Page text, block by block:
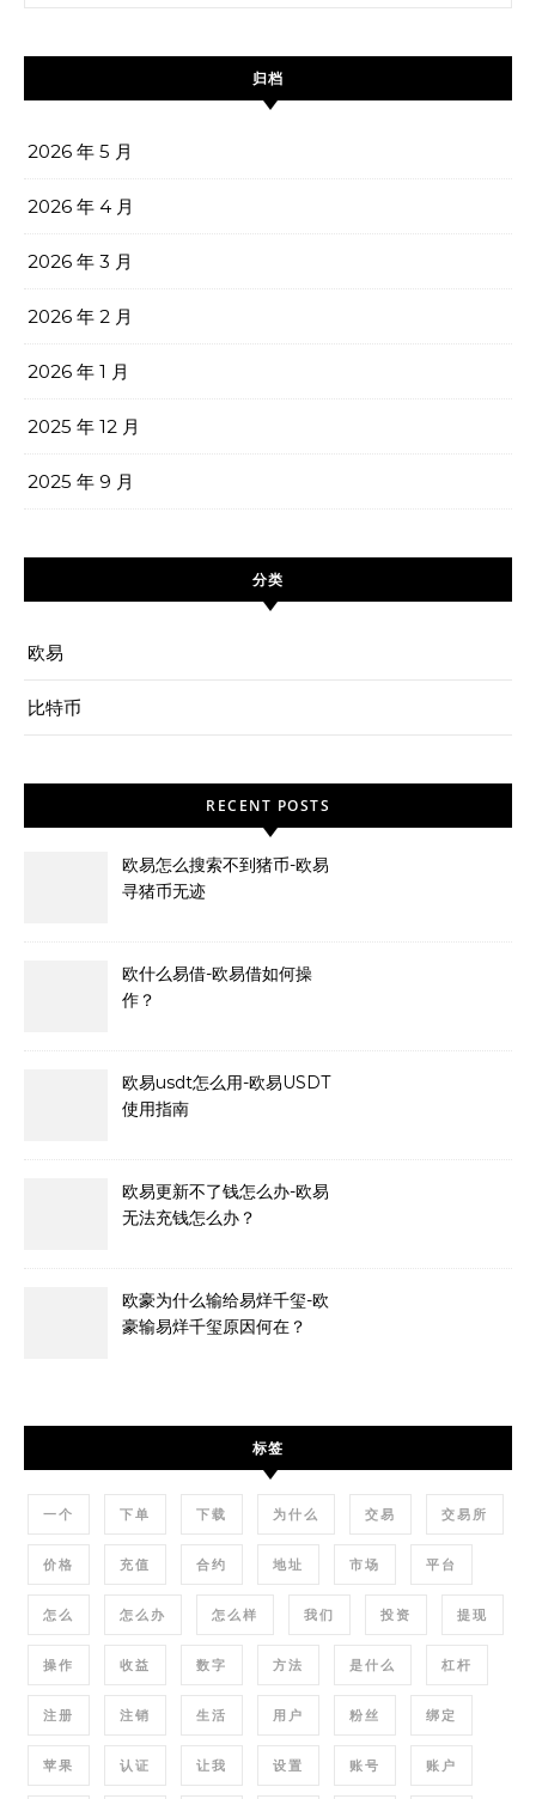
归档
2026 年 5 月
2026 年 4 月
2026 年 3 月
2026 年 2 月
2026 年 1 月
2025 年 12 月
2025 年 9 月
分类
欧易
比特币
RECENT POSTS
欧易怎么搜索不到猪币-欧易
寻猪币无迹
欧什么易借-欧易借如何操
作？
欧易usdt怎么用-欧易USDT
使用指南
欧易更新不了钱怎么办-欧易
无法充钱怎么办？
欧豪为什么输给易烊千玺-欧
豪输易烊千玺原因何在？
标签
一个 下单 下载 为什么 交易 交易所
价格 充值 合约 地址 市场 平台
怎么 怎么办 怎么样 我们 投资 提现
操作 收益 数字 方法 是什么 杠杆
注册 注销 生活 用户 粉丝 绑定
苹果 认证 让我 设置 账号 账户